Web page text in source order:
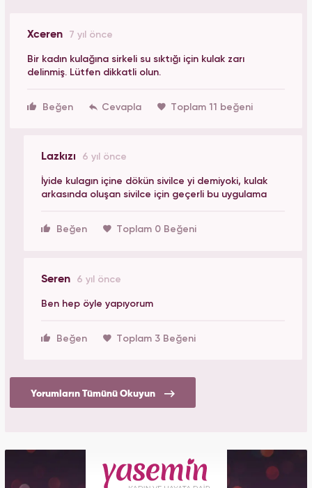
Xceren 7 yıl önce
Bir kadın kulağına sirkeli su sıktığı için kulak zarı
delinmiş. Lütfen dikkatli olun.
Beğen Toplam 11 beğeni
Lazkızı 6 yıl önce
İyide kulagın içine dökün sivilce yi demiyoki, kulak
arkasında oluşan sivilce için geçerli bu uygulama
Beğen Toplam 0 Beğeni
Seren 6 yıl önce
Ben hep öyle yapıyorum
Beğen Toplam 3 Beğeni
Yorumların Tümünü Okuyun